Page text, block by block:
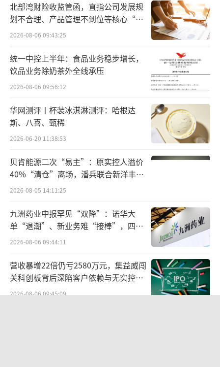
北部湾财险收监管函，直指公司发展规
划不合理、产品管理不到位等核心“痛
点”
2026-08-06 09:43:25
统一中控上半年：食品业务稳步增长，
饮品业务除奶茶外全线承压
2026-08-06 09:56:12
华网测评丨杯装冰淇淋测评：哈根达
斯、八喜、甄稀
2026-06-20 11:38:53
贝肯能源二次“易主”：原实控人溢价
40%“清仓”离场，潘兵联合新洋丰、
宏科百世拟入主
2026-08-05 14:11:25
九洲药业中报罕见“双降”：诺华大
单“退潮”、新业务难“接棒”，四大
难关待闯
2026-08-06 09:44:11
营收暴增22倍仍亏2580万元，集益威闯
关科创板背后深陷客户依赖与无实控人
困局
2026-08-06 09:45:09